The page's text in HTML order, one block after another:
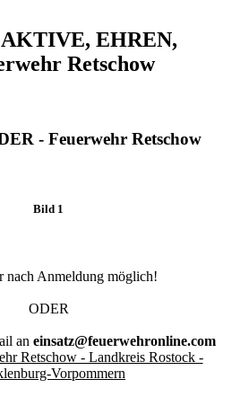
AKTIVE, EHREN,
Retschow
- Feuerwehr Retschow
Bild 1
nach Anmeldung möglich!
ODER
an einsatz@feuerwehronline.com
Retschow - Landkreis Rostock -
Vorpommern